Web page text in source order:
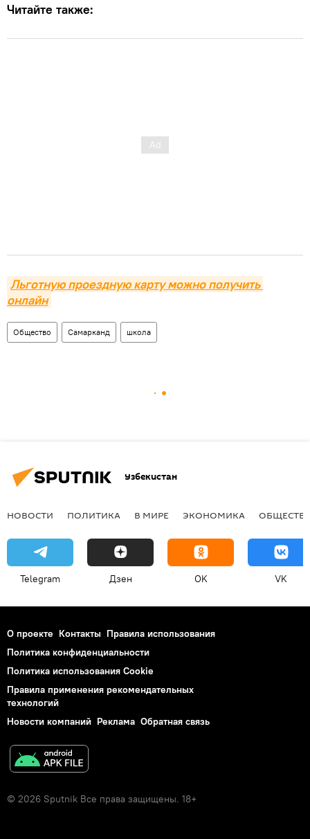
Читайте также:
Льготную проездную карту можно получить
онлайн
Общество Самарканд школа
Узбекистан
НОВОСТИ ПОЛИТИКА В МИРЕ ЭКОНОМИКА
Telegram Дзен OK VK
О проекте Контакты Правила использования
Политика конфиденциальности
Политика использования Cookie
Правила применения рекомендательных
технологий
Новости компаний Реклама Обратная связь
© 2026 Sputnik Все права защищены. 18+